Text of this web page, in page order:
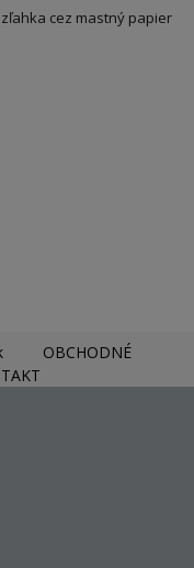
cez mastný papier
OBCHODNÉ